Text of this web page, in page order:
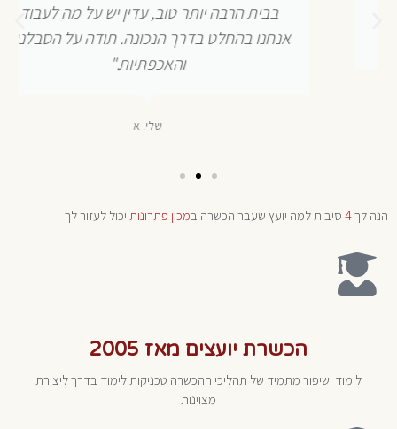
בבית הרבה יותר טוב, עדין יש על מה לעבוד,
אנחנו בהחלט בדרך הנכונה. תודה על הסבלנות
והאכפתיות."
הנה לך4 סיבות למה יועץ שעבר הכשרה במכון פתרונות יכול לעזור לך
הכשרת יועצים מאז 2005
לימוד ושיפור מתמיד של תהליכי ההכשרה טכניקות לימוד בדרך ליצירת
מצוינות